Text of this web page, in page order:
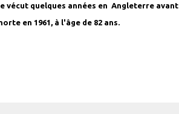
vécut quelques années en Angleterre avant
en 1961, à l'âge de 82 ans.